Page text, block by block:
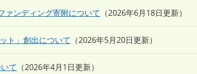
ァンディング寄附について 2026年6月18日更新
ト」創出について 2026年5月20日更新
て 2026年4月1日更新